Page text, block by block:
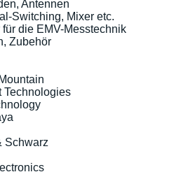
Antennen
Switching, Mixer etc.
die EMV-Messtechnik
Zubehör
Technologies
Schwarz